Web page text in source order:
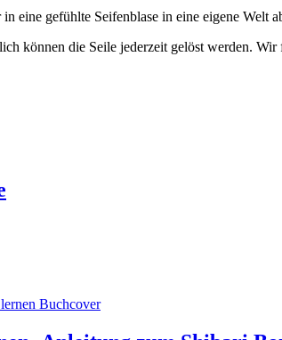
eine gefühlte Seifenblase in eine eigene Welt
können die Seile jederzeit gelöst werden. Wir